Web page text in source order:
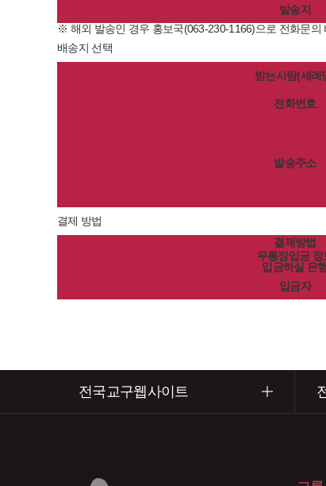
발송지
※ 해외 발송인 경우 홍보국(063-230-1166)으로 전화문의
배송지 선택
받는사람(세례
전화번호
발송주소
결제 방법
결제방법
무통장입금 정
입금하실 은
입금자
전국교구웹사이트